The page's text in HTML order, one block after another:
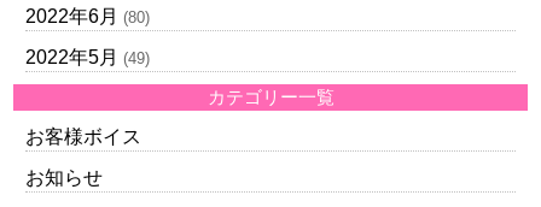
2022年6月 (80)
2022年5月 (49)
カテゴリー一覧
お客様ボイス
お知らせ